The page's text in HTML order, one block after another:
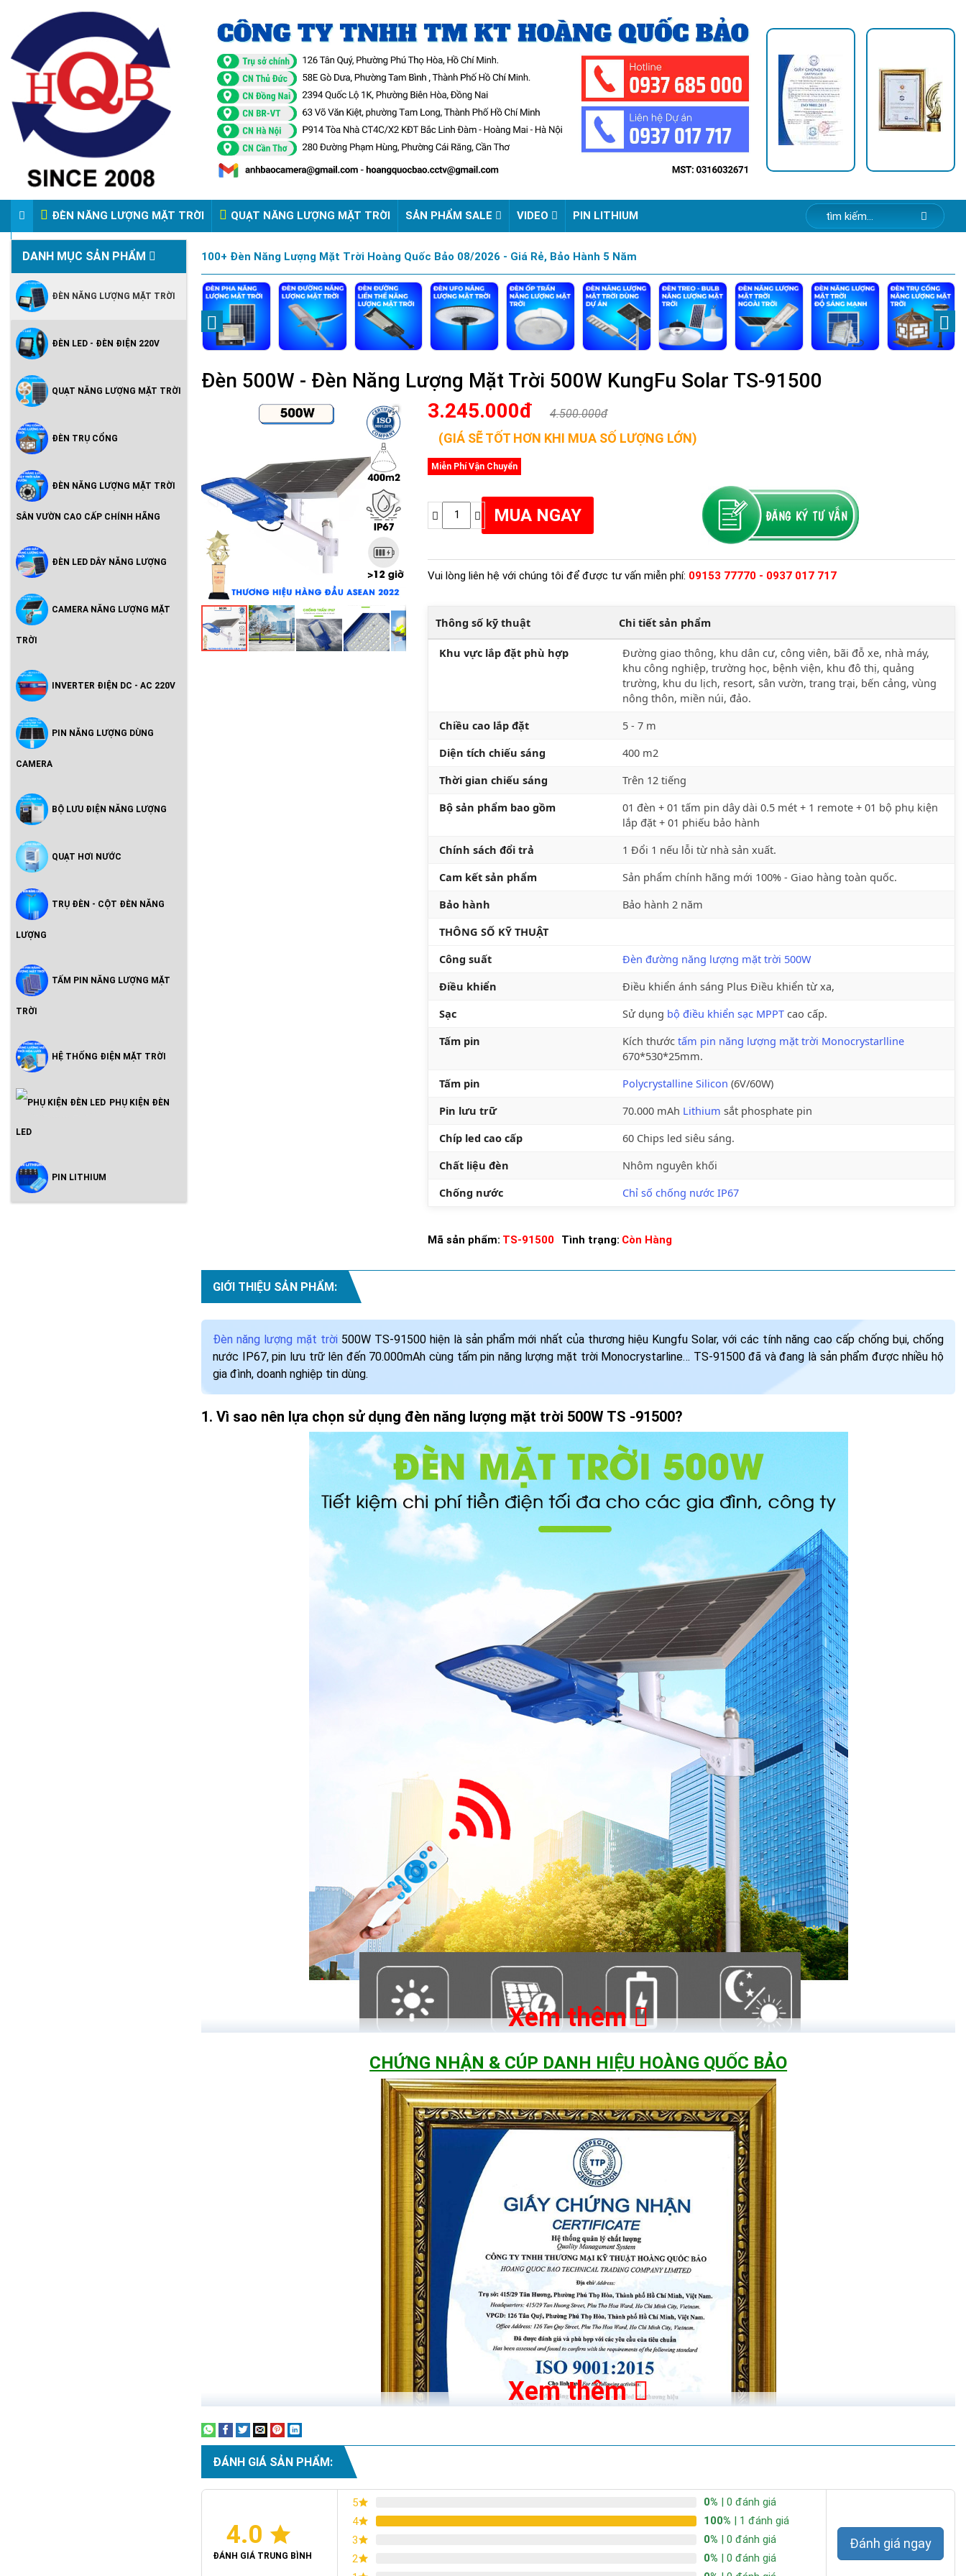
ĐÈN NĂNG LƯỢNG MẶT TRỜI QUẠT NĂNG LƯỢNG MẶT TRỜI SẢN PHẨM SALE VIDEO PIN LITHIUM
VIDEO ĐÈN PHA ĐIỆN 220V
DANH MỤC SẢN PHẨM
ĐÈN NĂNG LƯỢNG MẶT TRỜI
Vườn Cao Cấp Chính Hãng
ĐÈN LED - ĐÈN ĐIỆN 220V
Hoàng Quốc Bảo - Độ Sáng Cao,
QUẠT NĂNG LƯỢNG MẶT TRỜI
ĐÈN TRỤ CỔNG
ĐÈN NĂNG LƯỢNG MẶT TRỜI
SÂN VƯỜN CAO CẤP CHÍNH HÃNG
ĐÈN LED DÂY NĂNG LƯỢNG
CAMERA NĂNG LƯỢNG MẶT
TRỜI
INVERTER ĐIỆN DC - AC 220V
PIN NĂNG LƯỢNG DÙNG
CAMERA
BỘ LƯU ĐIỆN NĂNG LƯỢNG
QUẠT HƠI NƯỚC
TRỤ ĐÈN - CỘT ĐÈN NĂNG
LƯỢNG
TẤM PIN NĂNG LƯỢNG MẶT
TRỜI
HỆ THỐNG ĐIỆN MẶT TRỜI
Inveter Hòa Lưới Có Lưu Trữ -
PHỤ KIỆN ĐÈN
LED
PIN LITHIUM
100+ Đèn Năng Lượng Mặt Trời Hoàng Quốc Bảo 08/2026 - Giá Rẻ, Bảo Hành 5 Năm
Đèn 500W - Đèn Năng Lượng Mặt Trời 500W KungFu Solar TS-91500
3.245.000đ
4.500.000đ
(GIÁ SẼ TỐT HƠN KHI MUA SỐ LƯỢNG LỚN)
Miễn Phí Vận Chuyển
Vui lòng liên hệ với chúng tôi để được tư vấn miễn phí: 09153 77770 - 0937 017 717
Thông số kỹ thuật Chi tiết sản phẩm
Khu vực lắp đặt phù hợp
Đường giao thông, khu dân cư, công viên, bãi đỗ xe, nhà máy,
khu công nghiệp, trường học, bệnh viện, khu đô thị, quảng
trường, khu du lịch, resort, sân vườn, trang trại, bến cảng, vùng
nông thôn, miền núi, đảo.
Chiều cao lắp đặt
5 - 7 m
Diện tích chiếu sáng
400 m2
Thời gian chiếu sáng
Trên 12 tiếng
Bộ sản phẩm bao gồm
01 đèn + 01 tấm pin dây dài 0.5 mét + 1 remote + 01 bộ phụ kiện
lắp đặt + 01 phiếu bảo hành
Chính sách đổi trả
1 Đổi 1 nếu lỗi từ nhà sản xuất.
Cam kết sản phẩm
Sản phẩm chính hãng mới 100% - Giao hàng toàn quốc.
Bảo hành
Bảo hành 2 năm
THÔNG SỐ KỸ THUẬT
Công suất
Đèn đường năng lượng mặt trời 500W
Điều khiển
Điều khiển ánh sáng Plus Điều khiển từ xa,
Sạc
Sử dụng bộ điều khiển sạc MPPTcao cấp.
Tấm pin
Kích thước tấm pin năng lượng mặt trời Monocrystarlline
670*530*25mm.
Tấm pin
Polycrystalline Silicon (6V/60W)
Pin lưu trữ
70.000 mAh Lithium sắt phosphate pin
Chíp led cao cấp
60 Chips led siêu sáng.
Chất liệu đèn
Nhôm nguyên khối
Chống nước
Chỉ số chống nước IP67
Mã sản phẩm: TS-91500 Tình trạng: Còn Hàng
GIỚI THIỆU SẢN PHẨM:
Đèn năng lượng mặt trời 500W TS-91500 hiện là sản phẩm mới nhất của thương hiệu Kungfu Solar, với các tính năng cao cấp chống bụi, chống
nước IP67, pin lưu trữ lên đến 70.000mAh cùng tấm pin năng lượng mặt trời Monocrystarline… TS-91500 đã và đang là sản phẩm được nhiều hộ
gia đình, doanh nghiệp tin dùng.
Vì sao nên lựa chọn sử dụng đèn năng lượng mặt trời 500W TS -91500?
- Không tốn tiền điện hàng tháng trong suốt thời gian sử dụng.
- Không sử dụng dây điện rườm rà không sợ đứt dây điện và an toàn tuyệt đối về điện khi trời mưa bão.
- Tự động bật sáng khi trời tối - Tự động tắt khi trời sáng không phải để ý đến thời gian tắt mở hằng ngày.
- Bật/ Tắt và tăng giảm độ sáng bất cứ lúc nào bằng chiếc Remote điều khiển từ xa.
- Lắp đặt cho tắt cả các vị trí trong nhà , hành lang, sân nhà , đường đi , nhà xưởng , trang trại và những khu vực không có điện lưới ...
09153 77770 - 0937 017 717 - 028.66.795.795
TS-91500 là sản phẩm hiếm hoi trên thị trường
án, công trình từ nhỏ, vừa và lớn. Đèn 500W Kungfu Solar TS-91500 đem lại sự tin tưởng cho người dùng vì các tính năng cao cấp như:
Chỉ số kháng nước cao
Xem thêm
CHỨNG NHẬN & CÚP DANH HIỆU HOÀNG QUỐC BẢO
Xem thêm
ĐÁNH GIÁ SẢN PHẨM:
4.0
ĐÁNH GIÁ TRUNG BÌNH
5 0% | 0 đánh giá
4
100% | 1 đánh giá
3
0% | 0 đánh giá
2
0% | 0 đánh giá
Đánh giá ngay